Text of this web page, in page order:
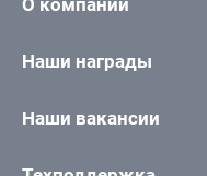
О компании
Наши награды
Наши вакансии